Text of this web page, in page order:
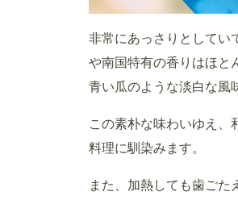
非常にあっさりとしてい
や南国特有の香りはほと
青い瓜のような淡白な風
この素朴な味わいゆえ、
料理に馴染みます。
また、加熱しても歯ごた